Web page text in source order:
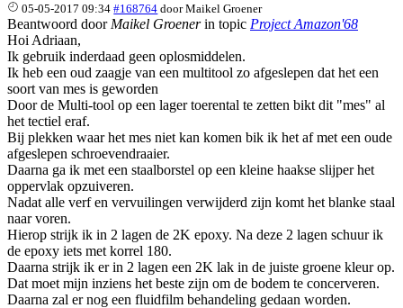
05-05-2017 09:34 #168764 doorMaikel Groener
Beantwoord door Maikel Groenerin topic Project Amazon'68
Hoi Adriaan,
Ik gebruik inderdaad geen oplosmiddelen.
Ik heb een oud zaagje van een multitool zo afgeslepen dat het een
soort van mes is geworden
Door de Multi-tool op een lager toerental te zetten bikt dit "mes" al
het tectiel eraf.
Bij plekken waar het mes niet kan komen bik ik het af met een oude
afgeslepen schroevendraaier.
Daarna ga ik met een staalborstel op een kleine haakse slijper het
oppervlak opzuiveren.
Nadat alle verf en vervuilingen verwijderd zijn komt het blanke staal
naar voren.
Hierop strijk ik in 2 lagen de 2K epoxy. Na deze 2 lagen schuur ik
de epoxy iets met korrel 180.
Daarna strijk ik er in 2 lagen een 2K lak in de juiste groene kleur op.
Dat moet mijn inziens het beste zijn om de bodem te concerveren.
Daarna zal er nog een fluidfilm behandeling gedaan worden.